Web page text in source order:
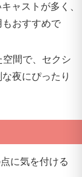
ャストが多く、
おすすめで
空間で、セクシ
夜にぴったり
に気を付ける